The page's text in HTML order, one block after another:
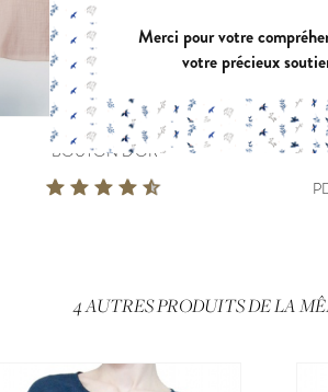
BOUTON D'OR
4 AUTRES PRODUITS DE LA
Merci pour votre
votre précieux